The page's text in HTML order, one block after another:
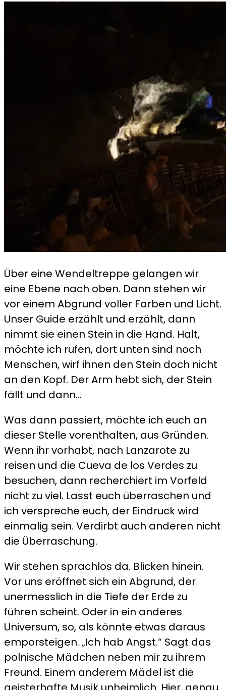
Über eine Wendeltreppe gelangen wir
eine Ebene nach oben. Dann stehen wir
vor einem Abgrund voller Farben und Licht.
Unser Guide erzählt und erzählt, dann
nimmt sie einen Stein in die Hand. Halt,
möchte ich rufen, dort unten sind noch
Menschen, wirf ihnen den Stein doch nicht
an den Kopf. Der Arm hebt sich, der Stein
fällt und dann…
Was dann passiert, möchte ich euch an
dieser Stelle vorenthalten, aus Gründen.
Wenn ihr vorhabt, nach Lanzarote zu
reisen und die Cueva de los Verdes zu
besuchen, dann recherchiert im Vorfeld
nicht zu viel. Lasst euch überraschen und
ich verspreche euch, der Eindruck wird
einmalig sein. Verdirbt auch anderen nicht
die Überraschung.
Wir stehen sprachlos da. Blicken hinein.
Vor uns eröffnet sich ein Abgrund, der
unermesslich in die Tiefe der Erde zu
führen scheint. Oder in ein anderes
Universum, so, als könnte etwas daraus
emporsteigen. „Ich hab Angst.“ Sagt das
polnische Mädchen neben mir zu ihrem
Freund. Einem anderem Mädel ist die